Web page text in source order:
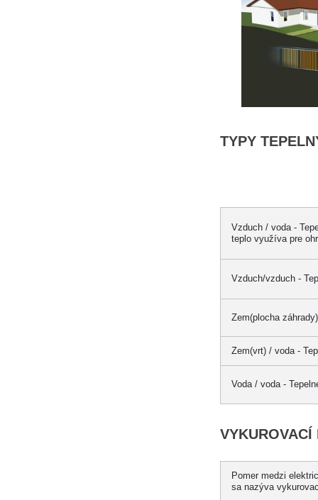
TYPY
Vzduch / voda -
teplo využíva pre
Vzduch/vzduch -
Zem(plocha
Zem(vrt) / voda -
Voda / voda -
Pomer medzi
sa nazýva